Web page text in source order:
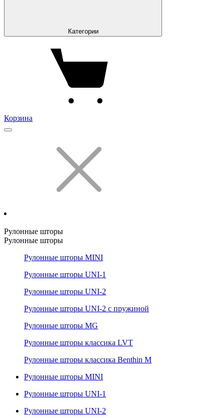
Категории
Корзина
Рулонные шторы
Рулонные шторы
Рулонные шторы MINI
Рулонные шторы UNI-1
Рулонные шторы UNI-2
Рулонные шторы UNI-2 с пружиной
Рулонные шторы MG
Рулонные шторы классика LVT
Рулонные шторы классика Benthin M
Рулонные шторы MINI
Рулонные шторы UNI-1
Рулонные шторы UNI-2